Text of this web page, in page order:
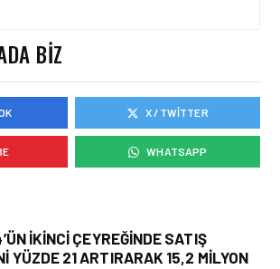
ALINIYOR?
HAVACILIK • 05 AĞU 2026
ÇELEBI HAVACILIK
MACARISTAN’DAN
BUDAPEŞTE GÖNÜLLÜ
BIZ
X / TWITTER
WHATSAPP
IKINCI ÇEYREĞINDE SATIŞ
YÜZDE 21 ARTIRARAK 15,2 MILYON